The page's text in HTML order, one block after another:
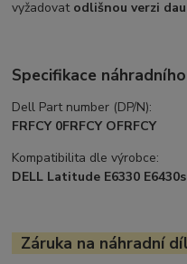
vyžadovat odlišnou verzi
Specifikace
Dell Part number (DP/N):
FRFCY 0FRFCY OFRFCY
Kompatibilita dle výrobce:
DELL Latitude E6330 E6430s
Záruka na náhradní